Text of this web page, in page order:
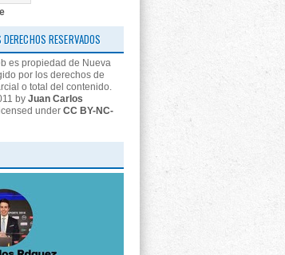
RESERVADOS
es propiedad de Nueva
por los derechos de
o total del contenido.
by Juan Carlos
under CC BY-NC-